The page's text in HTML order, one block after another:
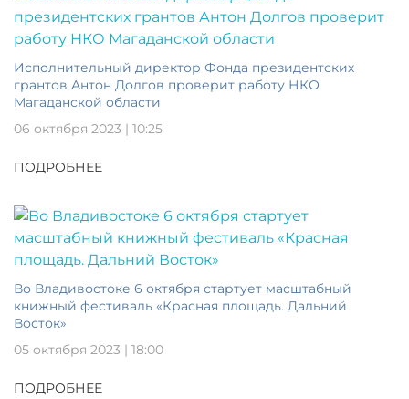
Исполнительный директор Фонда президентских
грантов Антон Долгов проверит работу НКО
Магаданской области
06 октября 2023 | 10:25
ПОДРОБНЕЕ
Во Владивостоке 6 октября стартует масштабный
книжный фестиваль «Красная площадь. Дальний
Восток»
05 октября 2023 | 18:00
ПОДРОБНЕЕ